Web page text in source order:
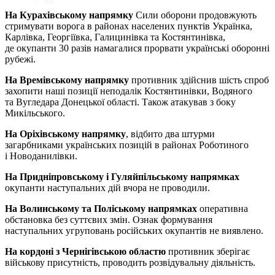
На Курахівському напрямку Сили оборони продовжують
стримувати ворога в районах населених пунктів Українка,
Карлівка, Георгіївка, Галицинівка та Костянтинівка,
де окупанти 30 разів намагалися прорвати українські оборонні
рубежі.
На Времівському напрямку противник здійснив шість спроб
захопити наші позиції неподалік Костянтинівки, Водяного
та Вугледара Донецької області. Також атакував з боку
Микільського.
На Оріхівському напрямку, відбито два штурми
загарбниками українських позицій в районах Роботиного
і Новоданилівки.
На Придніпровському і Гуляйпільському напрямках
окупанти наступальних дій вчора не проводили.
На Волинському та Поліському напрямках оперативна
обстановка без суттєвих змін. Ознак формування
наступальних угруповань російських окупантів не виявлено.
На кордоні з Чернігівською областю противник зберігає
військову присутність, проводить розвідувальну діяльність.